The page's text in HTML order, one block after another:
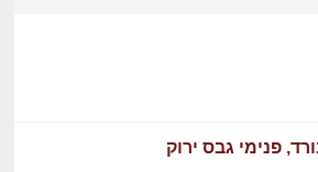
פנימי גבס ירוק